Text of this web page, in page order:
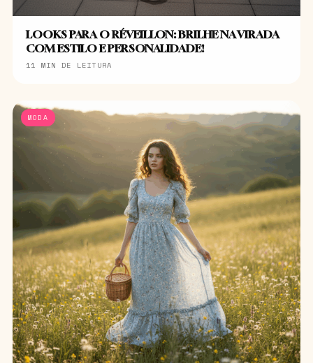
LOOKS PARA O RÉVEILLON: BRILHE NA VIRADA
COM ESTILO E PERSONALIDADE!
11 MIN DE LEITURA
MODA